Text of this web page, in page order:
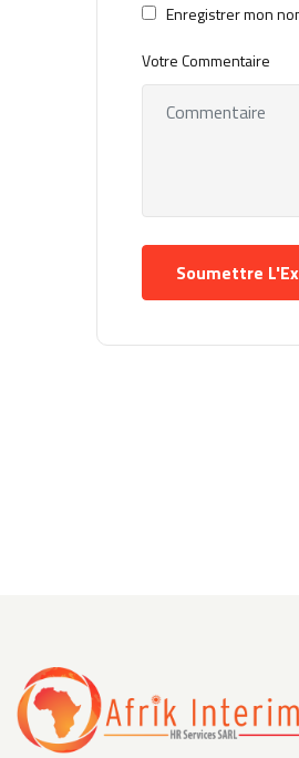
Enregistrer mon
Votre Commentaire